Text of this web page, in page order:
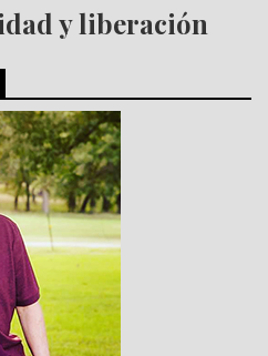
y liberación